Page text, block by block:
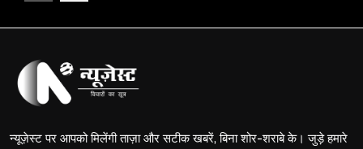
न्यूज़ेस्ट पर आपको मिलेंगी ताज़ा और सटीक खबरें, बिना शोर-शराबे के। जुड़े हमारे